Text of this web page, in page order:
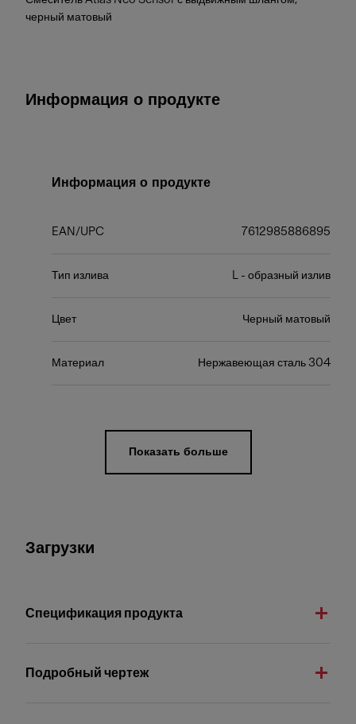
черный матовый
Информация о продукте
Информация о продукте
EAN/UPC 7612985886895
Тип излива L - образный излив
Цвет Черный матовый
Материал Нержавеющая сталь 304
Показать больше
Загрузки
Спецификация продукта
Подробный чертеж